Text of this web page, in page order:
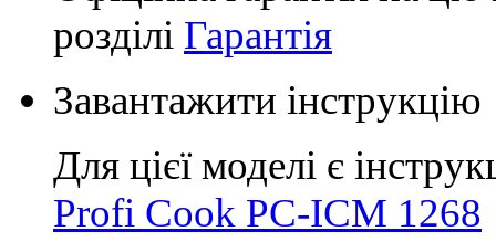
розділі Гарантія
Завантажити інструкцію
Для цієї моделі є
Profi Cook PC-ICM 1268